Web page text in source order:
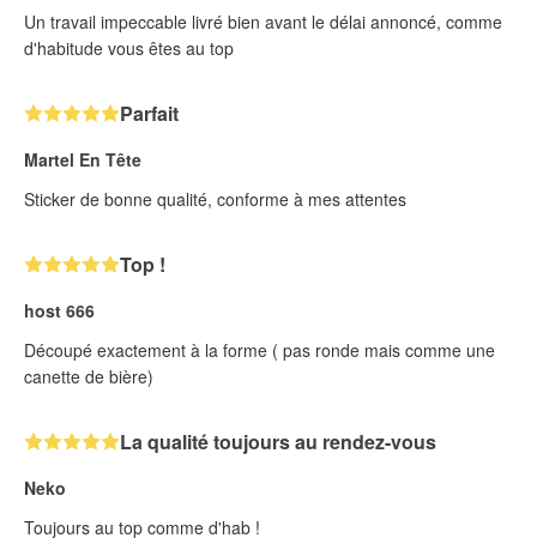
Un travail impeccable livré bien avant le délai annoncé, comme
d'habitude vous êtes au top
Parfait
Martel En Tête
Sticker de bonne qualité, conforme à mes attentes
Top !
host 666
Découpé exactement à la forme ( pas ronde mais comme une
canette de bière)
La qualité toujours au rendez-vous
Neko
Toujours au top comme d'hab !